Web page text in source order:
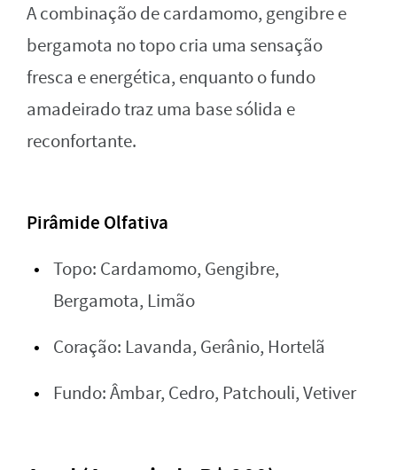
A combinação de cardamomo, gengibre e
bergamota no topo cria uma sensação
fresca e energética, enquanto o fundo
amadeirado traz uma base sólida e
reconfortante.
Pirâmide Olfativa
Topo: Cardamomo, Gengibre,
Bergamota, Limão
Coração: Lavanda, Gerânio, Hortelã
Fundo: Âmbar, Cedro, Patchouli, Vetiver